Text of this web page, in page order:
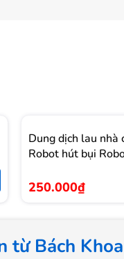
Dung dịch lau nhà
Robot hút bụi
250.000₫
Bách